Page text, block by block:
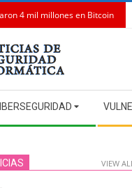
4 mil millones en Bitcoin
VIEW